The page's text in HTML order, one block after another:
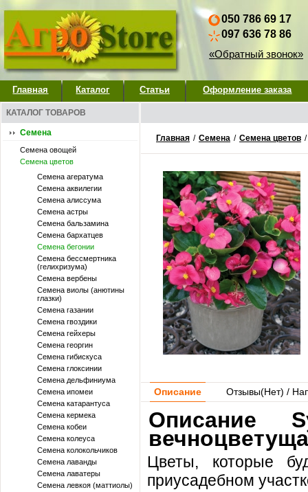
050 786 69 17
097 636 78 86
«Обратный звонок»
Главная Каталог Статьи Оформление заказа
КАТАЛОГ ТОВАРОВ
Семена
Семена овощей
Семена цветов
Семена агератума
Семена аквилегии
Семена алиссума
Семена астры
Семена бальзамина
Семена бархатцев
Семена бегонии
Семена бессмертника
(гелихризума)
Семена вербены
Семена виолы (анютины
глазки)
Семена газании
Семена гвоздики
Семена гейхеры
Семена георгин
Семена гибискуса
Семена глоксинии
Семена дельфиниума
Семена ипомеи
Семена катарантуса
Семена кермека
Семена кобеи
Семена колеуса
Семена колокольчиков
Семена лаванды
Семена лаватеры
Семена левкоя (маттиолы)
Главная / Семена / Семена цветов /
Описание Отзывы(Нет) /
Описание
Цветы, которые
приусадебном